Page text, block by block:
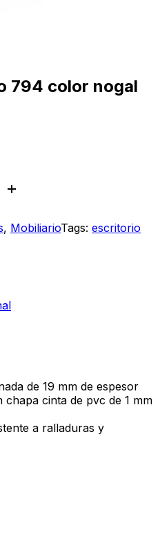
794 color nogal
, MobiliarioTags: escritorio
de 19 mm de espesor
chapa cinta de pvc de 1 mm
a ralladuras y